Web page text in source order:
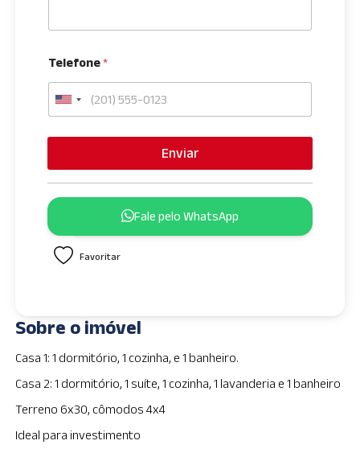
Telefone*
U
e
d
t
a
+
1
Enviar
Fale pelo WhatsApp
Favoritar
Sobre o imóvel
Casa 1: 1 dormitório, 1 cozinha, e 1 banheiro.
Casa 2: 1 dormitório, 1 suíte, 1 cozinha, 1 lavanderia e 1 banheiro
Terreno 6x30, cômodos 4x4
Ideal para investimento